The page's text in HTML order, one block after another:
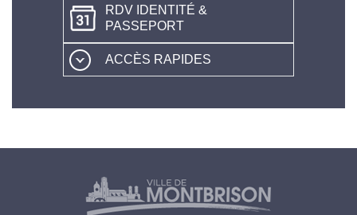
RDV IDENTITÉ &
PASSEPORT
ACCÈS RAPIDES